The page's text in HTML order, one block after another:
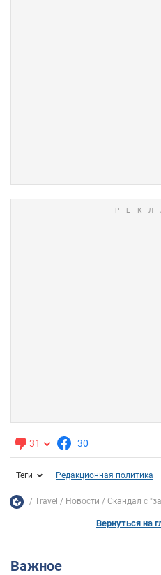
31 30
Теги Редакционная политика
Travel Новости Скандал с
Вернуться на
Важное